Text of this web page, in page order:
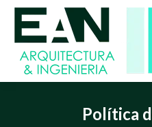
Política